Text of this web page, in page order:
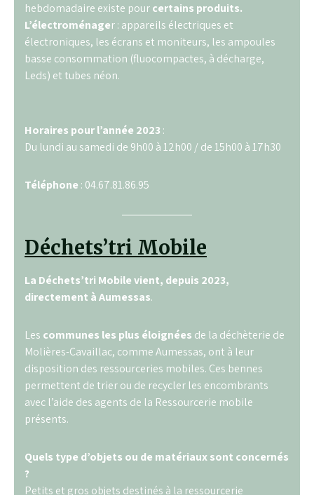
hebdomadaire existe pourcertains produits.
L’électroménager : appareils électriques et
électroniques, les écrans et moniteurs, les ampoules
basse consommation (fluocompactes, à décharge,
Leds) et tubes néon.
Horaires pour l’année 2023 :
Du lundi au samedi de 9h00 à 12h00 / de 15h00 à 17h30
Téléphone : 04.67.81.86.95
Déchets’tri Mobile
La Déchets’tri Mobile vient, depuis 2023,
directement à Aumessas.
Les communes les plus éloignées de la déchèterie de
Molières-Cavaillac, comme Aumessas, ont à leur
disposition des ressourceries mobiles. Ces bennes
permettent de trier ou de recycler les encombrants
avec l’aide des agents de la Ressourcerie mobile
présents.
Quels type d’objets ou de matériaux sont concernés
?
Petits et gros objets destinés à la ressourcerie